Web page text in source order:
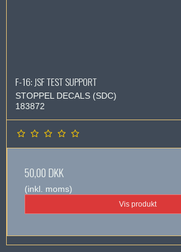
F-16: JSF TEST SUPPORT
STOPPEL DECALS (SDC)
183872
50,00 DKK
(inkl. moms)
Vis produkt